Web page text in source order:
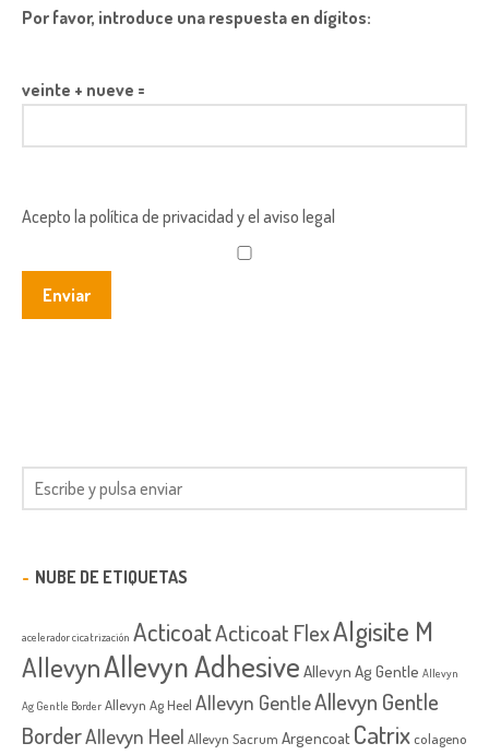
Por favor, introduce una respuesta en dígitos:
veinte + nueve =
Acepto la política de privacidad y el aviso legal
NUBE DE ETIQUETAS
acelerador cicatrización ActicoatActicoat FlexAlgisite M
AllevynAllevyn Adhesive Allevyn Ag Gentle Allevyn
Ag Gentle Border Allevyn Ag Heel Allevyn GentleAllevyn Gentle
BorderAllevyn Heel Allevyn Sacrum Argencoat Catrix colageno